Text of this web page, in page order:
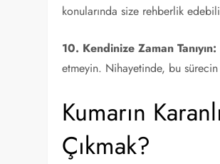
konularında size rehberlik
10. Kendinize Zaman Tanıyın:
etmeyin. Nihayetinde, bu
Kumarın
Çıkmak?